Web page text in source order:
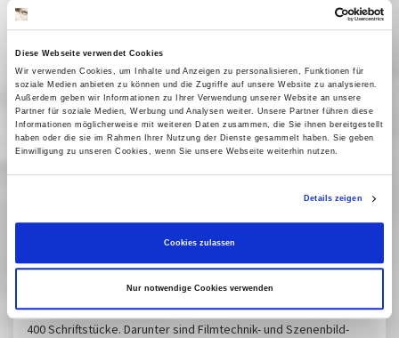
Diese Webseite verwendet Cookies
Wir verwenden Cookies, um Inhalte und Anzeigen zu personalisieren, Funktionen für
soziale Medien anbieten zu können und die Zugriffe auf unsere Website zu analysieren.
Außerdem geben wir Informationen zu Ihrer Verwendung unserer Website an unsere
Partner für soziale Medien, Werbung und Analysen weiter. Unsere Partner führen diese
Informationen möglicherweise mit weiteren Daten zusammen, die Sie ihnen bereitgestellt
haben oder die sie im Rahmen Ihrer Nutzung der Dienste gesammelt haben. Sie geben
Einwilligung zu unseren Cookies, wenn Sie unsere Webseite weiterhin nutzen.
Details zeigen
Cookies zulassen
Nur notwendige Cookies verwenden
Kostüme einen Einblick in die Bearbeitung und
Aufbewahrung der wertvollen Textilien geben.
Führung mit Birgit Scholz (Kuratorin Textil und
Nachlässe/Vorlässe)
Anmeldung erforderlich:hier
Vergangene Vorstellungen
Schaudepot in den Sammlungen
Das Schaudepot des Filmmuseums Potsdam im neuen
Sammlungsgebäude in Babelsberg zeigt rund 750 Exponate und
400 Schriftstücke. Darunter sind Filmtechnik- und Szenenbild-